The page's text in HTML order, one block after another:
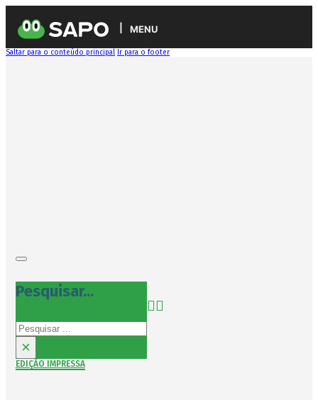
MENU
Saltar para o conteúdo principal Ir para o footer
Pesquisar...
Pesquisar
×
EDIÇÃO IMPRESSA